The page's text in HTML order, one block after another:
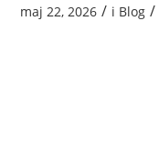
maj 22, 2026 / i Blog /